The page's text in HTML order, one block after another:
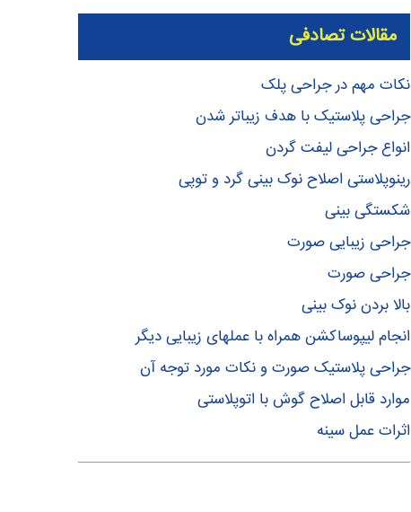
مقالات تصادفی
نکات مهم در جراحی پلک
جراحی پلاستیک با هدف زیباتر شدن
انواع جراحی لیفت گردن
رینوپلاستی اصلاح نوک بینی گرد و توپی
شکستگی بینی
جراحی زیبایی صورت
جراحی صورت
بالا بردن نوک بینی
انجام لیپوساکشن همراه با عملهای زیبایی دیگر
جراحی پلاستیک صورت و نکات مورد توجه آن
موارد قابل اصلاح گوش با اتوپلاستی
اثرات عمل سینه